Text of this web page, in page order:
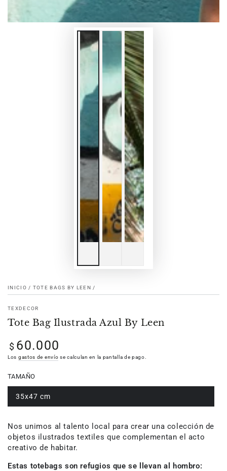
INICIO / TOTE BAGS BY LEEN /
TEXDECOR
Tote Bag Ilustrada Azul By Leen
Precio
regular
$ 60.000
Los gastos de envío se calculan en la pantalla de pago.
TAMAÑO
35x47 cm
Nos unimos al talento local para crear una colección de
objetos ilustrados textiles que complementan el acto
creativo de habitar.
Estas totebags son refugios que se llevan al hombro: